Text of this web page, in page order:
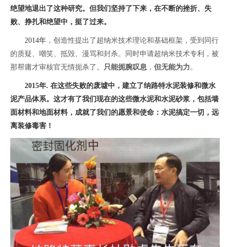
绝望地退出了这种研究。但我们坚持了下来，在不断的挫折、失
败、挣扎和绝望中，挺了过来。
2014年 ，创造性提出了超纳米技术理论和基础框架，受到同行
的质疑、嘲笑、 抵毁、 漫骂和封杀。同时申请超纳米技术专利，被
那帮庸才审核官无情扼杀了。 只能扼腕叹息 ， 但无能为力。
2015年. 在这些失败的废墟中，建立了纳路特水泥装修和微水
泥产品体系。这才有了我们现在的这些微水泥和水泥砂浆，包括墙
面材料和地面材料，成就了我们的愿景和使命：水泥搞定一切，远
离装修毒害！